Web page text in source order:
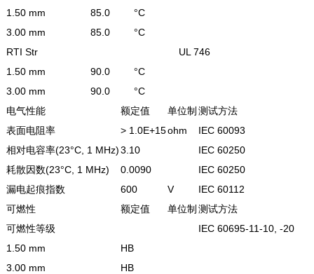
1.50 mm 85.0
°C
3.00 mm
85.0
°C
RTI Str
UL 746
1.50 mm
90.0
°C
3.00 mm
90.0
°C
电气性能
额定值 单位制 测试方法
表面电阻率
> 1.0E+15ohm
IEC 60093
相对电容率(23°C, 1 MHz)3.10
IEC 60250
耗散因数(23°C, 1 MHz)
0.0090
IEC 60250
漏电起痕指数
600 V
IEC 60112
可燃性
额定值 单位制 测试方法
可燃性等级
IEC 60695-11-10, -20
1.50 mm
HB
3.00 mm
HB